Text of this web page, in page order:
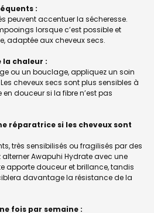
:
peuvent accentuer la sécheresse.
lorsque c’est possible et
adaptée aux cheveux secs.
la chaleur :
ou un bouclage, appliquez un soin
cheveux secs sont plus sensibles à
douceur si la fibre n’est pas
réparatrice si les cheveux sont
très sensibilisés ou fragilisés par des
Awapuhi Hydrate avec une
apporte douceur et brillance, tandis
davantage la résistance de la
fois par semaine :